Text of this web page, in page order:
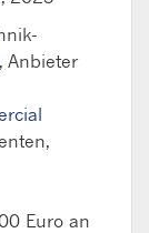
, Anbieter
Euro an